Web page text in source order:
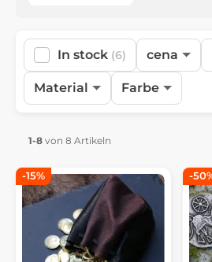
In stock (6) cena
Material Farbe
1-8 von 8 Artikeln
-15% -